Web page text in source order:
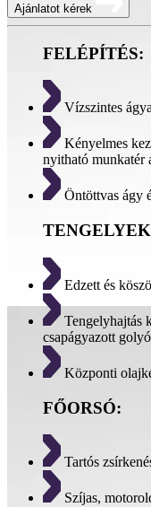
Ajánlatot kérek
FELÉPÍTÉS:
Vízszintes
Kényelmes
nyitható munkatér
Öntöttvas ágy
Edzett és
Tengelyhajtás
csapágyazott
Központi
FŐORSÓ:
Tartós
Szíjas,